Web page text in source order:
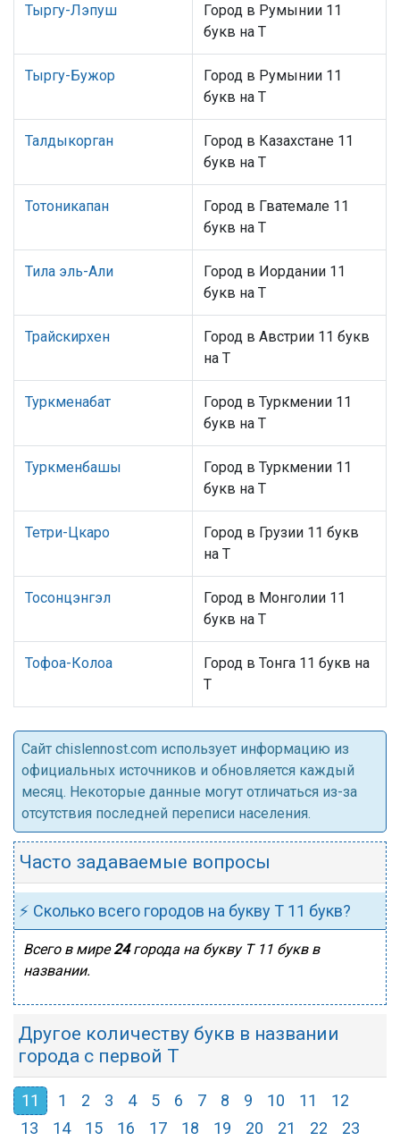
Тыргу-Лэпуш
Город в Румынии 11
букв на Т
Тыргу-Бужор
Город в Румынии 11
букв на Т
Талдыкорган
Город в Казахстане 11
букв на Т
Тотоникапан
Город в Гватемале 11
букв на Т
Тила эль-Али
Город в Иордании 11
букв на Т
Трайскирхен
Город в Австрии 11 букв
на Т
Туркменабат
Город в Туркмении 11
букв на Т
Туркменбашы
Город в Туркмении 11
букв на Т
Тетри-Цкаро
Город в Грузии 11 букв
на Т
Тосонцэнгэл
Город в Монголии 11
букв на Т
Тофоа-Колоа
Город в Тонга 11 букв на
Т
Cайт chislennost.com использует информацию из
официальных источников и обновляется каждый
месяц. Некоторые данные могут отличаться из-за
отсутствия последней переписи населения.
Часто задаваемые вопросы
⚡ Сколько всего городов на букву Т 11 букв?
Всего в мире24города на букву Т 11 букв в
названии.
Другое количеству букв в названии
города с первой Т
11 1 2 3 4 5 6 7 8 9 10 11
12
13
14 15 16 17 18 19 20 21 22
23